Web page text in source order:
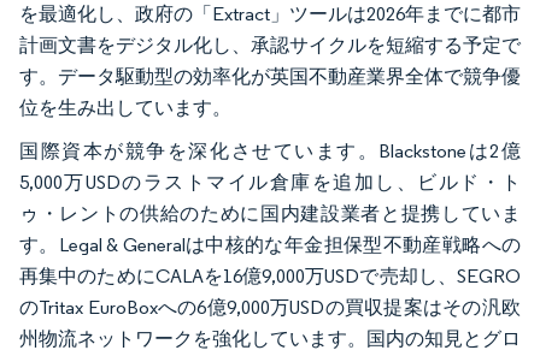
を最適化し、政府の「Extract」ツールは2026年までに都市
計画文書をデジタル化し、承認サイクルを短縮する予定で
す。データ駆動型の効率化が英国不動産業界全体で競争優
位を生み出しています。
国際資本が競争を深化させています。Blackstoneは2億
5,000万USDのラストマイル倉庫を追加し、ビルド・ト
ゥ・レントの供給のために国内建設業者と提携していま
す。Legal & Generalは中核的な年金担保型不動産戦略への
再集中のためにCALAを16億9,000万USDで売却し、SEGRO
のTritax EuroBoxへの6億9,000万USDの買収提案はその汎欧
州物流ネットワークを強化しています。国内の知見とグロ